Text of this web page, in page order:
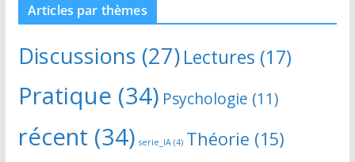
Articles par thèmes
Discussions (27)Lectures (17)
Pratique (34) Psychologie (11)
récent (34) serie_IA(4) Théorie (15)